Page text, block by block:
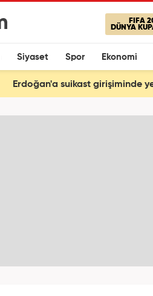
FIFA
DÜNYA
Siyaset Spor Ekonomi
Erdoğan'a suikast girişiminde